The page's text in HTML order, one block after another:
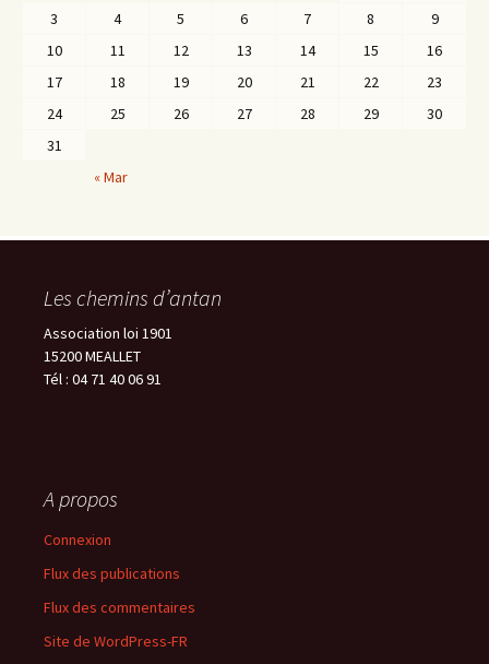
3
4 5 6 7 8
9
10
11 12 13 14 15
16
17
18 19 20 21 22
23
24
25 26 27 28 29
30
31
« Mar
Les chemins d’antan
Association loi 1901
15200 MEALLET
Tél : 04 71 40 06 91
A propos
Connexion
Flux des publications
Flux des commentaires
Site de WordPress-FR